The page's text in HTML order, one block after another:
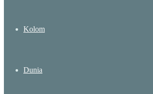
Kolom
Dunia